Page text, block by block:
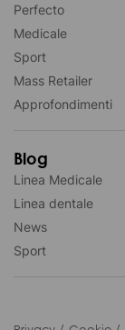
Perfecto
Medicale
Sport
Mass Retailer
Approfondimenti
Blog
Linea Medicale
Linea dentale
News
Sport